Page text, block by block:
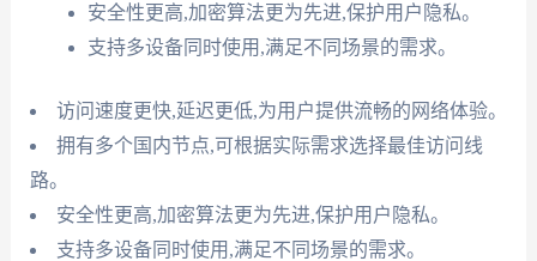
安全性更高,加密算法更为先进,保护用户隐私。
支持多设备同时使用,满足不同场景的需求。
访问速度更快,延迟更低,为用户提供流畅的网络体验。
拥有多个国内节点,可根据实际需求选择最佳访问线
路。
安全性更高,加密算法更为先进,保护用户隐私。
支持多设备同时使用,满足不同场景的需求。